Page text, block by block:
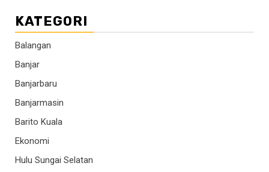
KATEGORI
Balangan
Banjar
Banjarbaru
Banjarmasin
Barito Kuala
Ekonomi
Hulu Sungai Selatan